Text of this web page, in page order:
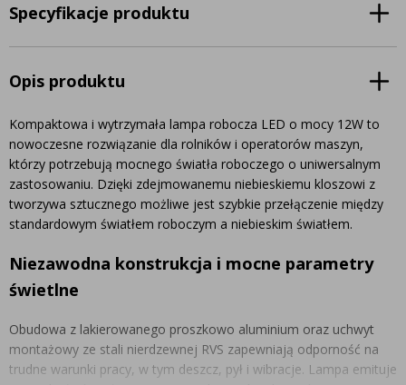
Specyfikacje produktu
Opis produktu
Kompaktowa i wytrzymała lampa robocza LED o mocy 12W to
nowoczesne rozwiązanie dla rolników i operatorów maszyn,
którzy potrzebują mocnego światła roboczego o uniwersalnym
zastosowaniu. Dzięki zdejmowanemu niebieskiemu kloszowi z
tworzywa sztucznego możliwe jest szybkie przełączenie między
standardowym światłem roboczym a niebieskim światłem.
Niezawodna konstrukcja i mocne parametry
świetlne
Obudowa z lakierowanego proszkowo aluminium oraz uchwyt
montażowy ze stali nierdzewnej RVS zapewniają odporność na
trudne warunki pracy, w tym deszcz, pył i wibracje. Lampa emituje